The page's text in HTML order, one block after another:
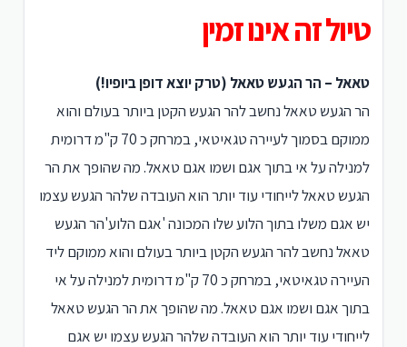
טיול זה אינו זמין
טאאל – הר הגעש טאאל (טרק יוצא דופן ביופיו!)
הר הגעש טאאל נחשב להר הגעש הקטן ביותר בעולם והוא
ממוקם בסמוך לעיירה טגאיטאי, במרחק כ 70 ק"מ דרומית
למנילה על אי בתוך אגם ושמו אגם טאאל. מה שהופך את הר
הגעש טאאל לייחודי עוד יותר הוא העובדה שלהר הגעש עצמו
יש אגם משלו בתוך הלוע שלו המכונה 'אגם הלוע'הר הגעש
טאאל נחשב להר הגעש הקטן ביותר בעולם והוא ממוקם ליד
העיירה טגאיטאי, במרחק כ 70 ק"מ דרומית למנילה על אי
בתוך אגם ושמו אגם טאאל. מה שהופך את הר הגעש טאאל
לייחודי עוד יותר הוא העובדה שלהר הגעש עצמו יש אגם